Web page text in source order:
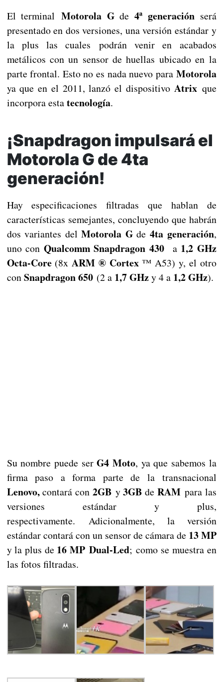
El terminal Motorola Gde4ª generación será
presentado en dos versiones, una versión estándar y
la plus las cuales podrán venir en acabados
metálicos con un sensor de huellas ubicado en la
parte frontal. Esto no es nada nuevo para Motorola
ya que en el 2011, lanzó el dispositivo Atrixque
incorpora estatecnología.
¡Snapdragon impulsará el
Motorola G de 4ta
generación!
Hay especificaciones filtradas que hablan de
características semejantes, concluyendo que habrán
dos variantes delMotorola Gde 4ta generación,
uno con Qualcomm Snapdragon 430a 1,2 GHz
Octa-Core(8xARM ® Cortex™ A53) y, el otro
conSnapdragon 650(2 a 1,7 GHzy 4 a 1,2 GHz).
Su nombre puede serG4 Moto, ya que sabemos la
firma paso a forma parte de la transnacional
Lenovo,contará con 2GBy3GB de RAMpara las
versiones estándar y plus,
respectivamente. Adicionalmente, la versión
estándar contará con un sensor de cámara de 13 MP
y la plus de 16 MP Dual-Led; como se muestra en
las fotos filtradas.